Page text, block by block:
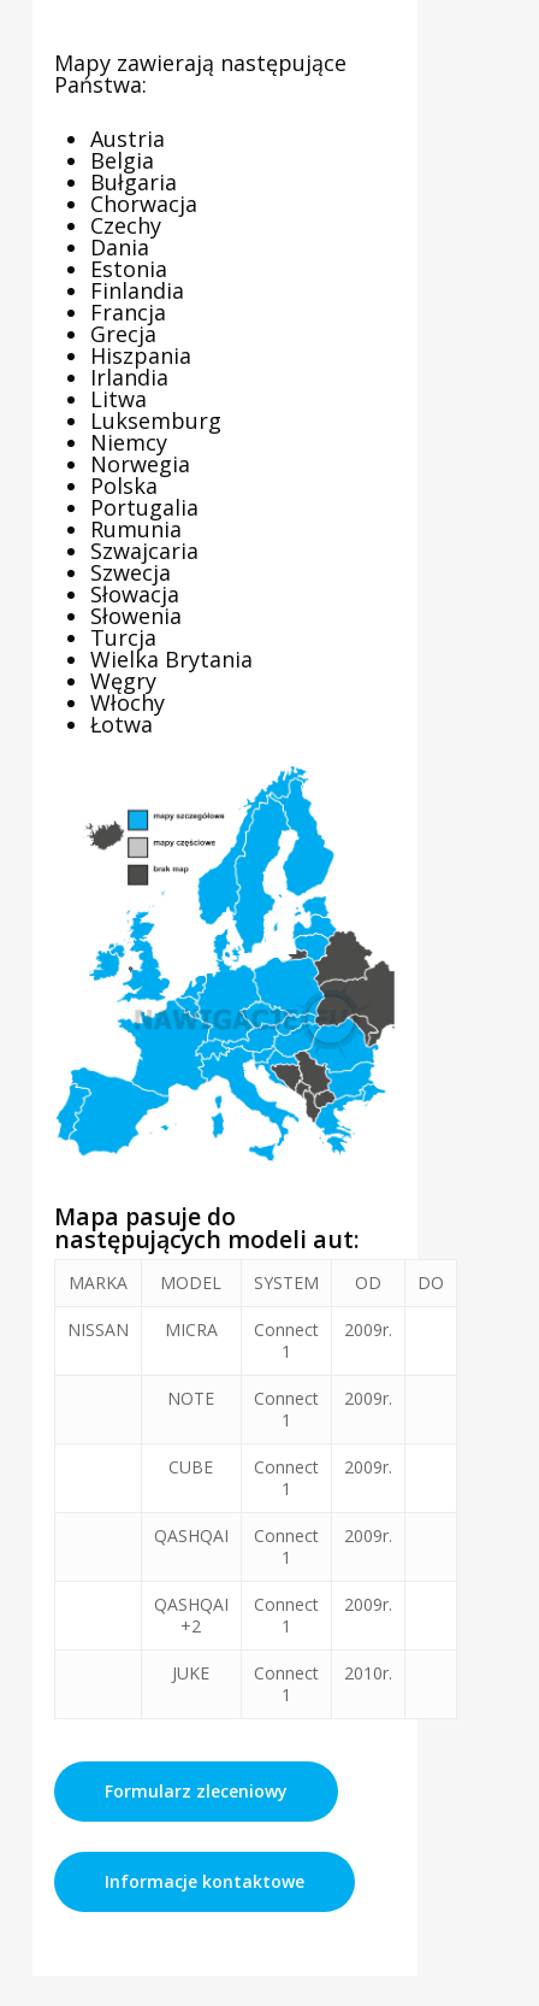
Mapy zawierają następujące
Państwa:
Austria
Belgia
Bułgaria
Chorwacja
Czechy
Dania
Estonia
Finlandia
Francja
Grecja
Hiszpania
Irlandia
Litwa
Luksemburg
Niemcy
Norwegia
Polska
Portugalia
Rumunia
Szwajcaria
Szwecja
Słowacja
Słowenia
Turcja
Wielka Brytania
Węgry
Włochy
Łotwa
Mapa pasuje do
następujących modeli aut:
MARKA MODEL SYSTEM OD DO
NISSAN MICRA
Connect
1
2009r.
NOTE
Connect
1
2009r.
CUBE
Connect
1
2009r.
QASHQAI
Connect
1
2009r.
QASHQAI
+2
Connect
1
2009r.
JUKE
Connect
1
2010r.
Formularz zleceniowy
Informacje kontaktowe